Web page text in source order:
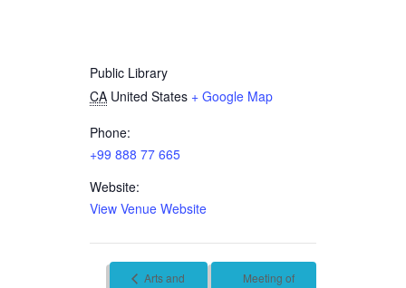
Public Library
CA United States + Google Map
Phone:
+99 888 77 665
Website:
View Venue Website
Arts and
Meeting of